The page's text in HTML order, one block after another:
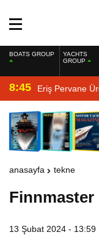
BOATS GROUP
YACHTS
GROUP
8:45 Eriş Pervane
anasayfa tekne
Finnmaster
13 Şubat 2024 - 13:59